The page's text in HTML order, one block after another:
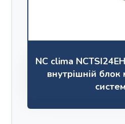
NC clima
внутрішній блок